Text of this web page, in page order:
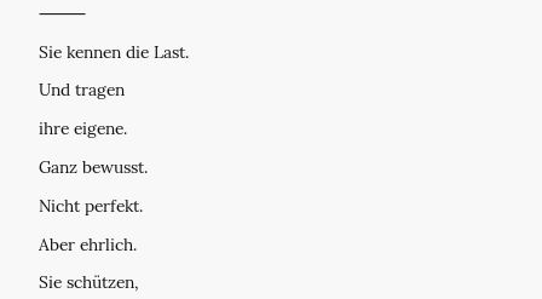
⸻
Sie kennen die Last.
Und tragen
ihre eigene.
Ganz bewusst.
Nicht perfekt.
Aber ehrlich.
Sie schützen,